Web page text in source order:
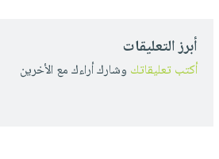
أبرز التعليقات
أكتب تعليقاتك وشارك أراءك مع الأخرين